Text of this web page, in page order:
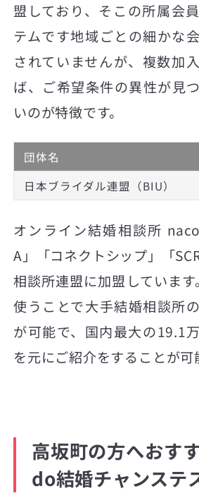
盟しており、そこの所属会
テムです地域ごとの細かな
されていませんが、複数加
ば、ご希望条件の異性が見
いのが特徴です。
団体名
日本ブライダル連盟（BIU）
オンライン結婚相談所
A」「コネクトシップ」「
相談所連盟に加盟していま
使うことで大手結婚相談所
が可能で、国内最大の19.1
を元にご紹介をすることが可
高坂町の方へおす
do結婚チャンステ